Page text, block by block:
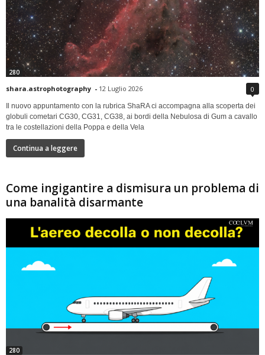
280
shara.astrophotography - 12 Luglio 2026 0
Il nuovo appuntamento con la rubrica ShaRA ci accompagna alla scoperta dei
globuli cometari CG30, CG31, CG38, ai bordi della Nebulosa di Gum a cavallo
tra le costellazioni della Poppa e della Vela
Continua a leggere
Come ingigantire a dismisura un problema di
una banalità disarmante
280